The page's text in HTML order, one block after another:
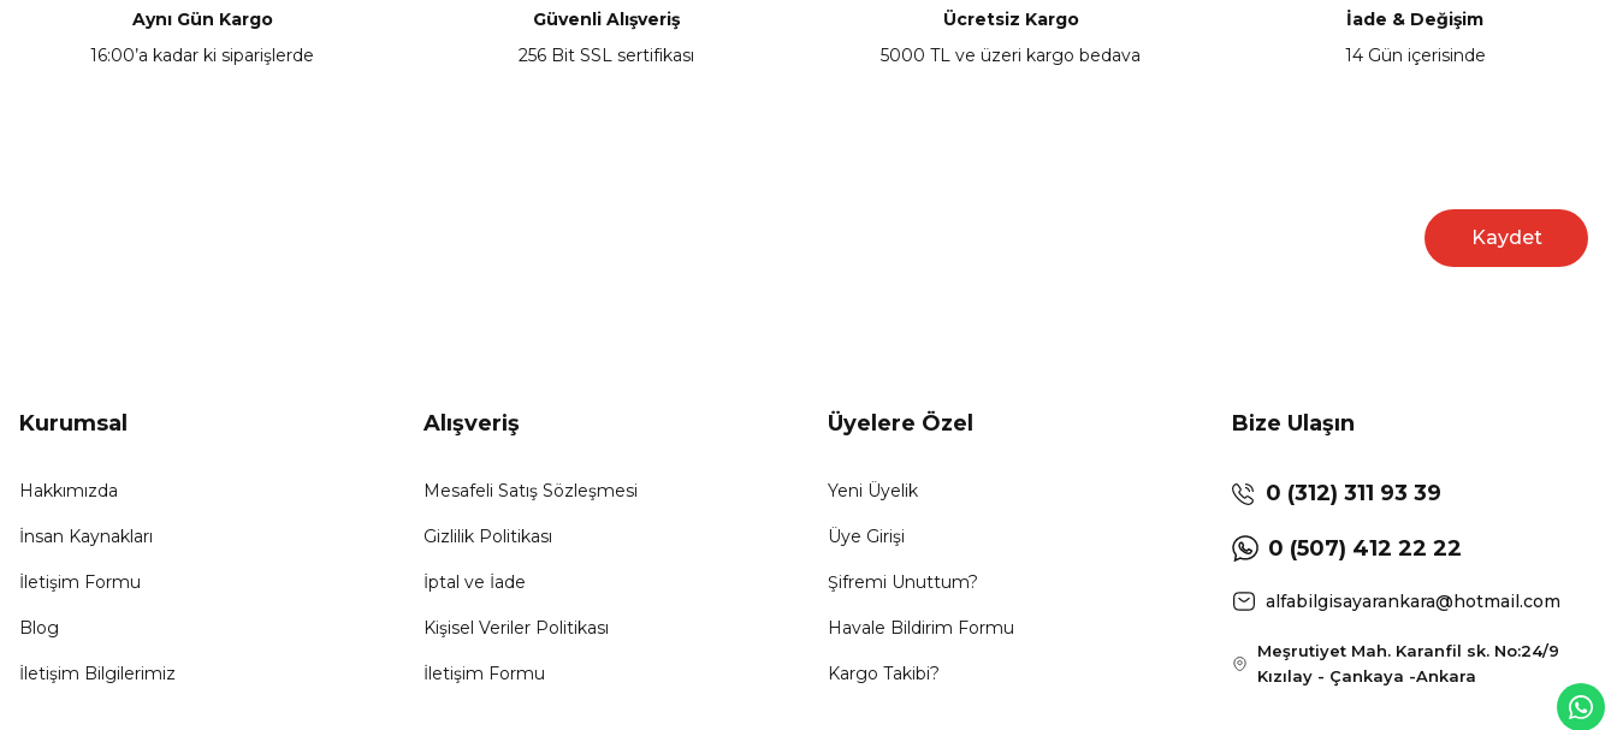
Ürün açıklamasında eksik bilgiler bulunuyor.
Ürün bilgilerinde hatalar bulunuyor.
Aynı Gün Kargo
16:00’a kadar ki siparişlerde
Güvenli Alışveriş
256 Bit SSL sertifikası
Ücretsiz Kargo
5000 TL ve üzeri kargo bedava
İade & Değişim
14 Gün içerisinde
Kaydet
Kurumsal
Hakkımızda
İnsan Kaynakları
İletişim Formu
Blog
İletişim Bilgilerimiz
Alışveriş
Mesafeli Satış Sözleşmesi
Gizlilik Politikası
İptal ve İade
Kişisel Veriler Politikası
İletişim Formu
Üyelere Özel
Yeni Üyelik
Üye Girişi
Şifremi Unuttum?
Havale Bildirim Formu
Kargo Takibi?
Bize Ulaşın
0 (312) 311 93 39
0 (507) 412 22 22
alfabilgisayarankara@hotmail.com
Meşrutiyet Mah. Karanfil sk. No:24/9
Kızılay - Çankaya -Ankara